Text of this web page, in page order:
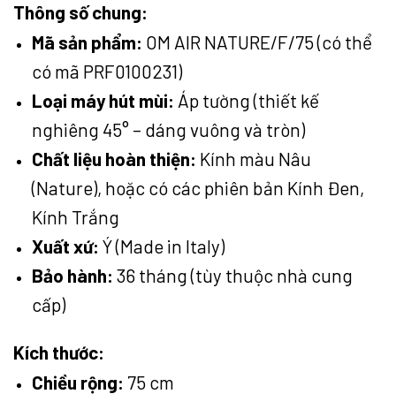
Thông số chung:
Mã sản phẩm: OM AIR NATURE/F/75 (có thể
có mã PRF0100231)
Loại máy hút mùi: Áp tường (thiết kế
nghiêng 45° – dáng vuông và tròn)
Chất liệu hoàn thiện: Kính màu Nâu
(Nature), hoặc có các phiên bản Kính Đen,
Kính Trắng
Xuất xứ: Ý (Made in Italy)
Bảo hành: 36 tháng (tùy thuộc nhà cung
cấp)
Kích thước:
Chiều rộng: 75 cm